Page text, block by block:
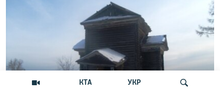
КТА УКР